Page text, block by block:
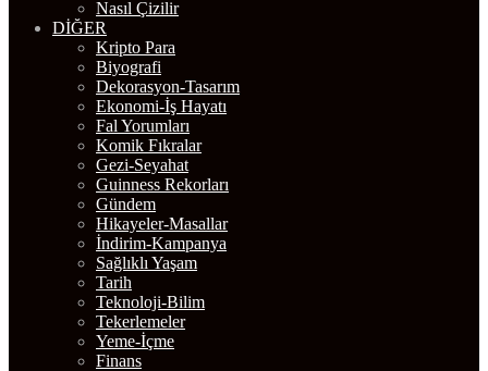
Nasıl Çizilir
DIĞER
Kripto Para
Biyografi
Dekorasyon-Tasarım
Ekonomi-İş Hayatı
Fal Yorumları
Komik Fıkralar
Gezi-Seyahat
Guinness Rekorları
Gündem
Hikayeler-Masallar
İndirim-Kampanya
Sağlıklı Yaşam
Tarih
Teknoloji-Bilim
Tekerlemeler
Yeme-İçme
Finans